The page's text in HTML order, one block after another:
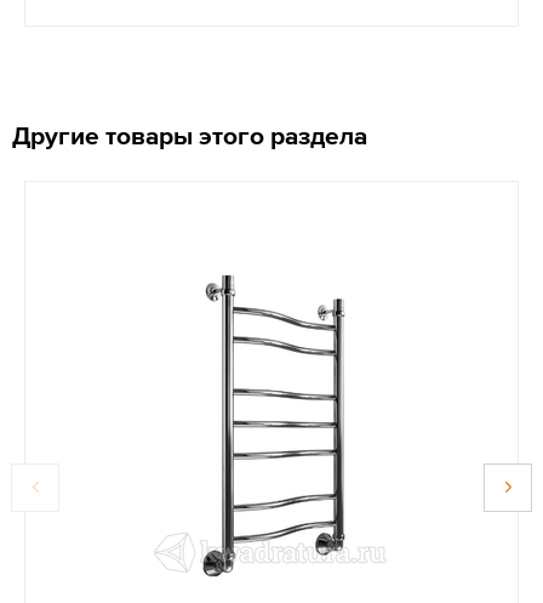
Другие товары этого раздела